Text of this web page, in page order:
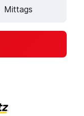
Mittags